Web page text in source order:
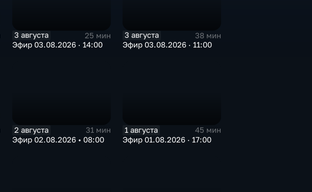
3 августа
25 мин
Эфир 03.08.2026 · 14:00
3 августа
38 мин
Эфир 03.08.2026 · 11:00
2 августа
31 мин
Эфир 02.08.2026 • 08:00
1 августа
45 мин
Эфир 01.08.2026 · 17:00